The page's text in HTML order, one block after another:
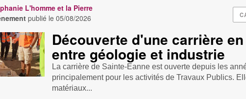
L'homme et la Pierre
publié le05/08/2026
Découverte d'une carrière
entre géologie et industrie
La carrière de Sainte-Eanne est ouverte depuis les
principalement pour les activités de Travaux Publics.
matériaux...